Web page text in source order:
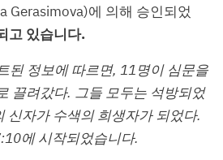
Gerasimova)에 의해 승인되었
고 있습니다.
된 정보에 따르면, 11명이 심문을
끌려갔다. 그들 모두는 석방되었
신자가 수색의 희생자가 되었다.
에 시작되었습니다.